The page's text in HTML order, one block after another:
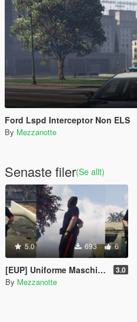
Ford Lspd Interceptor Non ELS
By Mezzanotte
Senaste filer(Se allt)
5.0 693 6
[EUP] Uniforme Maschile Carabinieri 3.0
By Mezzanotte